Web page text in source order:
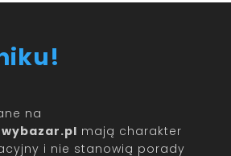
na
mają charakter
i nie stanowią porady